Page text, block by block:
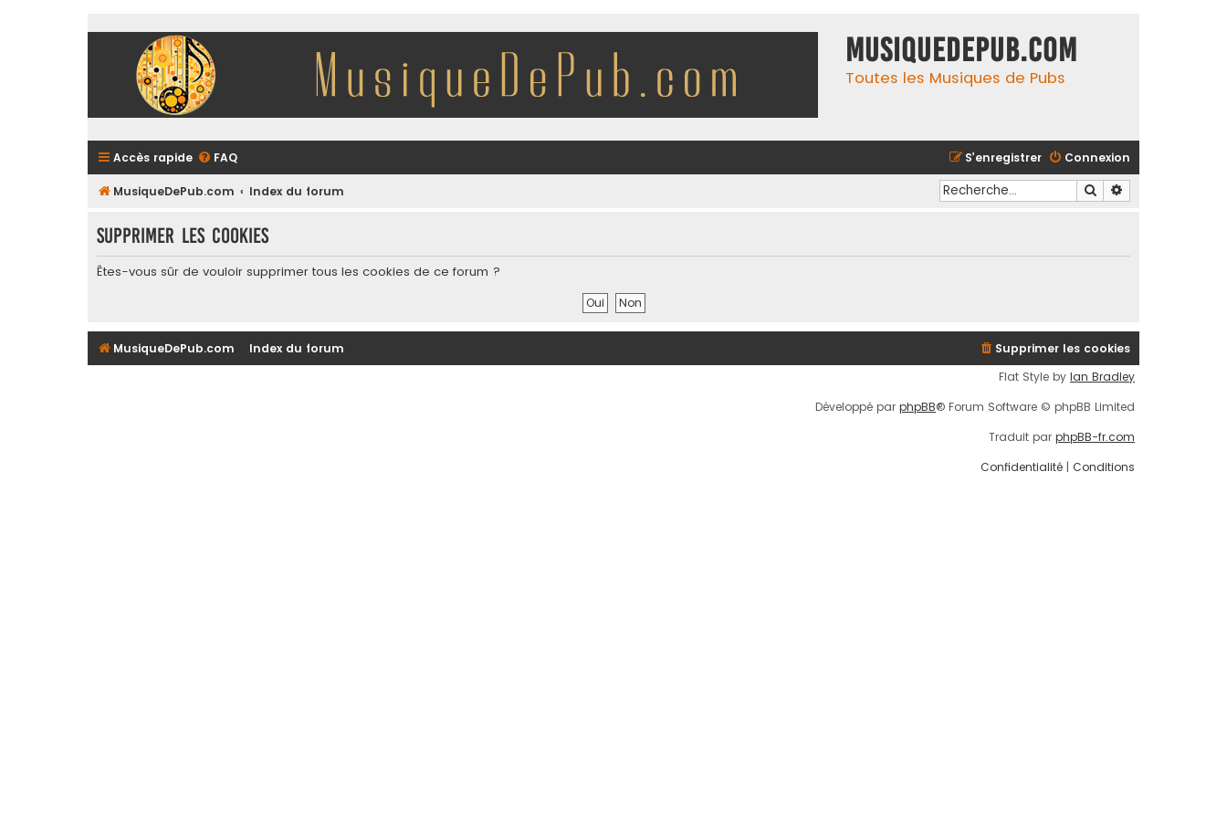
MusiqueDePub.com
Toutes les Musiques de Pubs
Accès rapide FAQ Connexion
S’enregistrer
MusiqueDePub.com Index du forum Rechercher
Supprimer les cookies
Êtes-vous sûr de vouloir supprimer tous les cookies de ce forum ?
MusiqueDePub.com Index du forum
Supprimer les cookies
Flat Style by Ian Bradley
Développé par phpBB® Forum Software © phpBB Limited
Traduit par phpBB-fr.com
Confidentialité | Conditions